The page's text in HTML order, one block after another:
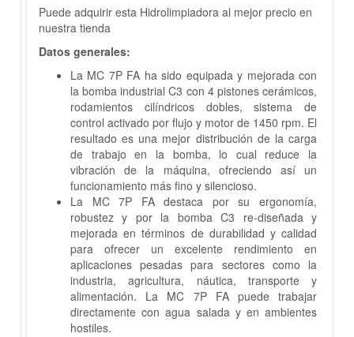
Puede adquirir esta Hidrolimpiadora al mejor precio en
nuestra tienda
Datos generales:
La MC 7P FA ha sido equipada y mejorada con
la bomba industrial C3 con 4 pistones cerámicos,
rodamientos cilíndricos dobles, sistema de
control activado por flujo y motor de 1450 rpm. El
resultado es una mejor distribución de la carga
de trabajo en la bomba, lo cual reduce la
vibración de la máquina, ofreciendo así un
funcionamiento más fino y silencioso.
La MC 7P FA destaca por su ergonomía,
robustez y por la bomba C3 re-diseñada y
mejorada en términos de durabilidad y calidad
para ofrecer un excelente rendimiento en
aplicaciones pesadas para sectores como la
industria, agricultura, náutica, transporte y
alimentación. La MC 7P FA puede trabajar
directamente con agua salada y en ambientes
hostiles.